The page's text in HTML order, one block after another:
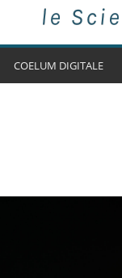
COELUM DIGITALE